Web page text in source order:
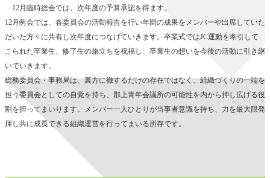
12月臨時総会では、次年度の予算承認を得ます。
12月例会では、各委員会の活動報告を行い年間の成果をメンバーや出席していた
だいた方々に共有し次年度につなげていきます。卒業式ではJC運動を牽引して
こられた卒業生、修了生の旅立ちを祝福し、卒業生の想いを今後の活動に引き継
いでいきます。
総務委員会・事務局は、裏方に徹するだけの存在ではなく、組織づくりの一端を
担う委員会としての自覚を持ち、郡上青年会議所の可能性を内から押し広げる役
割を担ってまいります。メンバー一人ひとりが当事者意識を持ち、力を最大限発
揮し共に成長できる組織運営を行ってまいる所存です。